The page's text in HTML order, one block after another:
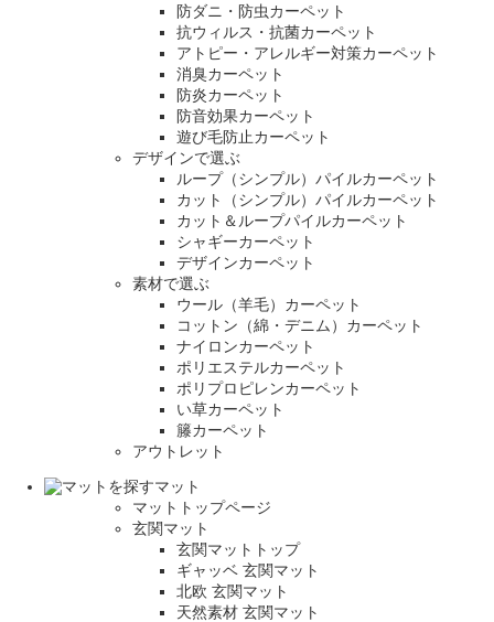
防ダニ・防虫カーペット
抗ウィルス・抗菌カーペット
アトピー・アレルギー対策カーペット
消臭カーペット
防炎カーペット
防音効果カーペット
遊び毛防止カーペット
デザインで選ぶ
ループ（シンプル）パイルカーペット
カット（シンプル）パイルカーペット
カット＆ループパイルカーペット
シャギーカーペット
デザインカーペット
素材で選ぶ
ウール（羊毛）カーペット
コットン（綿・デニム）カーペット
ナイロンカーペット
ポリエステルカーペット
ポリプロピレンカーペット
い草カーペット
籐カーペット
アウトレット
マット
マットトップページ
玄関マット
玄関マットトップ
ギャッベ 玄関マット
北欧 玄関マット
天然素材 玄関マット